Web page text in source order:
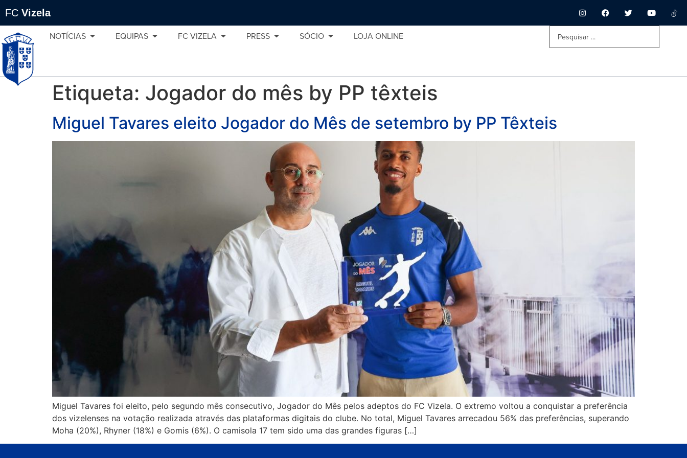
FC Vizela
NOTÍCIAS EQUIPAS FC VIZELA PRESS SÓCIO LOJA ONLINE
Etiqueta: Jogador do mês by PP têxteis
Miguel Tavares eleito Jogador do Mês de setembro by PP Têxteis
Miguel Tavares foi eleito, pelo segundo mês consecutivo, Jogador do Mês pelos adeptos do FC Vizela. O extremo voltou a conquistar a preferência
dos vizelenses na votação realizada através das plataformas digitais do clube. No total, Miguel Tavares arrecadou 56% das preferências, superando
Moha (20%), Rhyner (18%) e Gomis (6%). O camisola 17 tem sido uma das grandes figuras […]